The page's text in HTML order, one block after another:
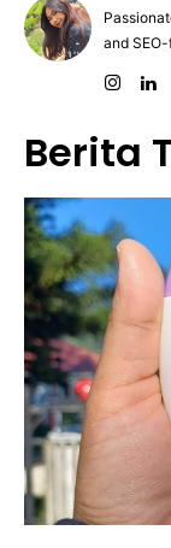
and
Berita